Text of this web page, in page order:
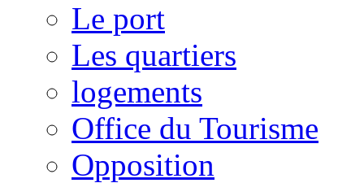
Le port
Les quartiers
logements
Office du Tourisme
Opposition